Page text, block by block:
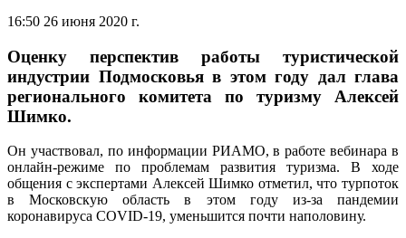
16:50 26 июня 2020 г.
Оценку перспектив работы туристической
индустрии Подмосковья в этом году дал глава
регионального комитета по туризму Алексей
Шимко.
Он участвовал, по информации РИАМО, в работе вебинара в
онлайн-режиме по проблемам развития туризма. В ходе
общения с экспертами Алексей Шимко отметил, что турпоток
в Московскую область в этом году из-за пандемии
коронавируса COVID-19, уменьшится почти наполовину.